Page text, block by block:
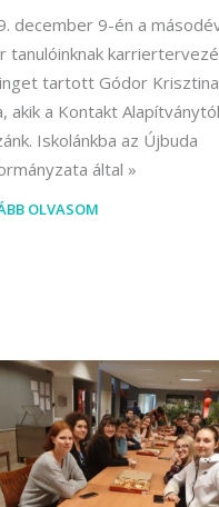
december 9-én a
tanulóinknak
tartott Gódor
akik a Kontakt
Iskolánkba az Újbuda
által
OLVASOM